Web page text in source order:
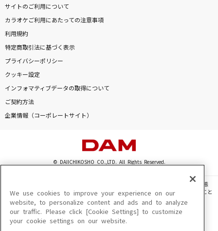
好きすぎて滅！
M!LK
[生音]TRUE LOVE
藤井フミヤ(藤井郁弥)
SEKAI NO OWARI(世界の終わり)
もっと見る
DAMの新曲・ランキングなど
カラオケ最新情報をチェック！
サイトのご利用について
カラオケご利用にあたっての注意事項
利用規約
特定商取引法に基づく表示
プライバシーポリシー
クッキー設定
インフォマティブデータの取得について
ご契約方法
企業情報（コーポレートサイト）
© DAIICHIKOSHO CO.,LTD. All Rights Reserved.
このサイトに掲載されている一切の文章・画像・写真・動画・音声等を、手段や形態
を問わず、著作権法の定める範囲を超えて無断で複製、転載、ファイル化などすること
を禁じます。
楽曲及びコンテンツは、機種によりご利用いただけない場合があります。
楽曲及びコンテンツの配信日、配信内容が変更になる場合があります。
We use cookies to improve your experience on our
website, to personalize content and ads and to analyze
our traffic. Please click [Cookie Settings] to customize
your cookie settings on our website.